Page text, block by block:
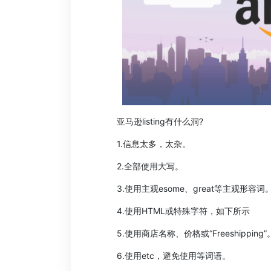
亚马逊listing有什么洞?
1.信息太多，太杂。
2.全部使用大写。
3.使用主观esome、great等主观形容词
4.使用HTML或特殊字符，如下所示
5.使用商店名称、价格或“Freeshipping”
6.使用etc，避免使用等词语。